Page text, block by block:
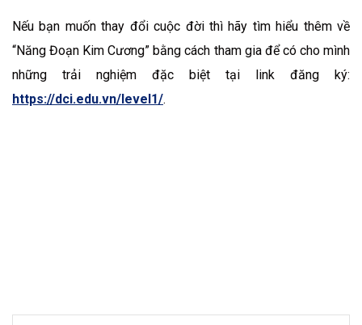
Nếu bạn muốn thay đổi cuộc đời thì hãy tìm hiểu thêm về
“Năng Đoạn Kim Cương” bằng cách tham gia để có cho mình
những trải nghiệm đặc biệt tại link đăng ký:
https://dci.edu.vn/level1/.